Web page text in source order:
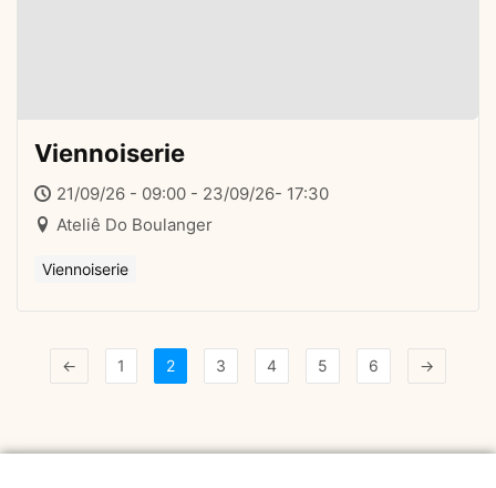
Viennoiserie
21/09/26 - 09:00 - 23/09/26- 17:30
Ateliê Do Boulanger
Viennoiserie
← 1 2 3 4 5 6 →